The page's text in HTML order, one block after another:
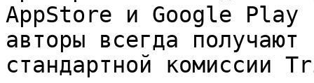
AppStore и Google Play
авторы всегда
стандартной комиссии